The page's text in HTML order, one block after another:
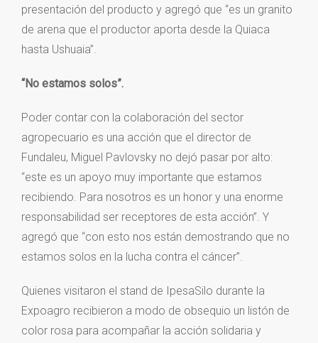
presentación del producto y agregó que “es un granito
de arena que el productor aporta desde la Quiaca
hasta Ushuaia”.
“No estamos solos”.
Poder contar con la colaboración del sector
agropecuario es una acción que el director de
Fundaleu, Miguel Pavlovsky no dejó pasar por alto:
“este es un apoyo muy importante que estamos
recibiendo. Para nosotros es un honor y una enorme
responsabilidad ser receptores de esta acción”. Y
agregó que “con esto nos están demostrando que no
estamos solos en la lucha contra el cáncer”.
Quienes visitaron el stand de IpesaSilo durante la
Expoagro recibieron a modo de obsequio un listón de
color rosa para acompañar la acción solidaria y